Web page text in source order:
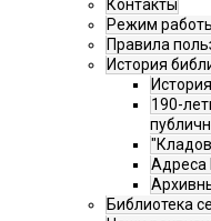
Контакты
Режим
Правила
История
190-
Адреса
Библиотека